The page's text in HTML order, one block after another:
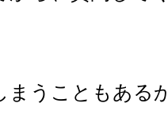
まうこともある